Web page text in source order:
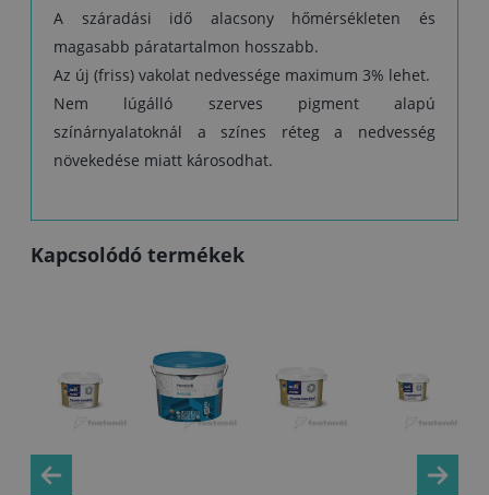
A száradási idő alacsony hőmérsékleten és
magasabb páratartalmon hosszabb.
Az új (friss) vakolat nedvessége maximum 3% lehet.
Nem lúgálló szerves pigment alapú
színárnyalatoknál a színes réteg a nedvesség
növekedése miatt károsodhat.
Kapcsolódó termékek